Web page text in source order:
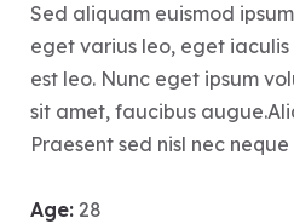
Sed aliquam euismod
eget varius leo, eget iaculis
est leo. Nunc eget ipsum
sit amet, faucibus
Praesent sed nisl nec
Age: 28